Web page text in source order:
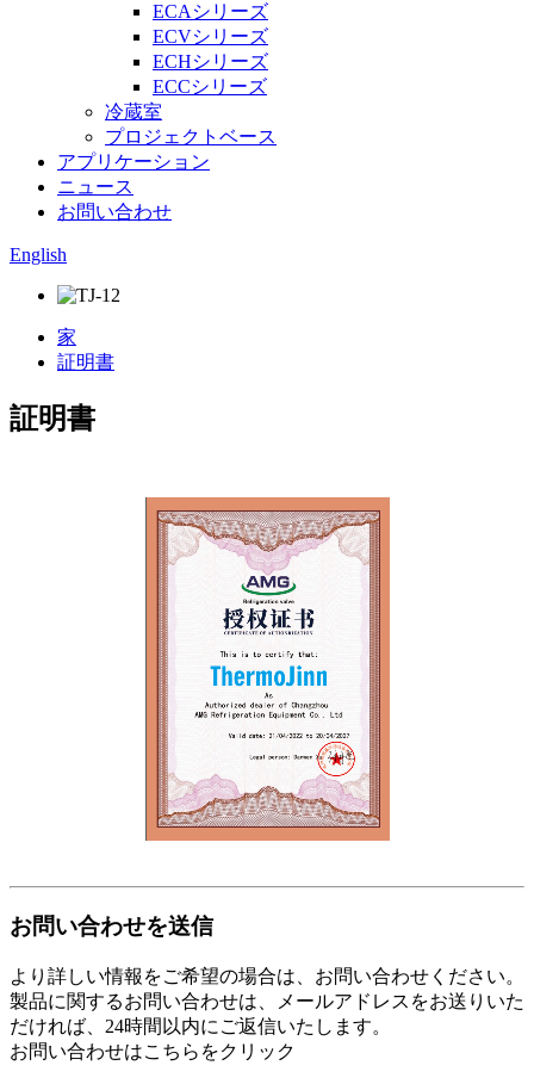
ECAシリーズ
ECVシリーズ
ECHシリーズ
ECCシリーズ
冷蔵室
プロジェクトベース
アプリケーション
ニュース
お問い合わせ
English
家
証明書
証明書
お問い合わせを送信
より詳しい情報をご希望の場合は、お問い合わせください。
製品に関するお問い合わせは、メールアドレスをお送りいた
だければ、24時間以内にご返信いたします。
お問い合わせはこちらをクリック